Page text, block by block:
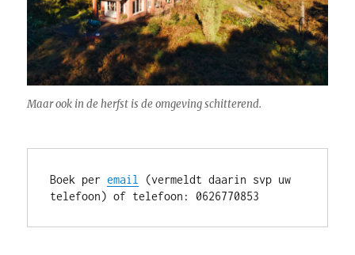
Maar ook in de herfst is de omgeving schitterend.
Boek per email
(vermeldt daarin svp uw
telefoon) of telefoon: 0626770853